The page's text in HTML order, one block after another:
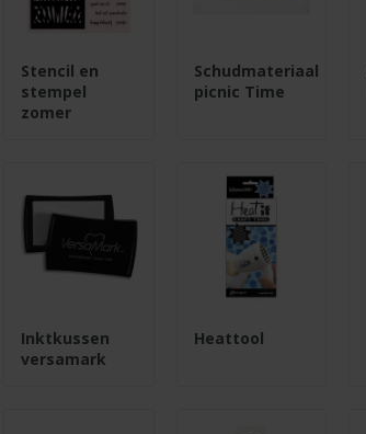
Stencil en
stempel
zomer
Schudmateriaal
picnic Time
Inktkussen
versamark
Heattool